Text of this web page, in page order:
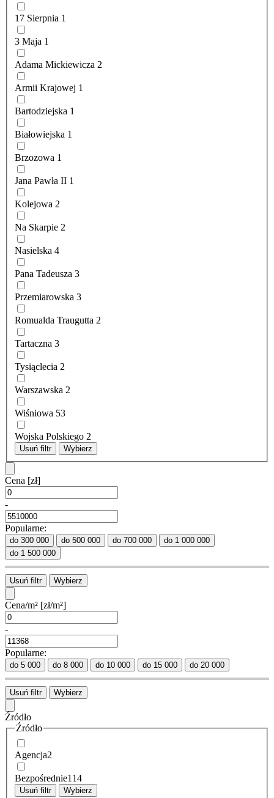
17 Sierpnia 1
3 Maja 1
Adama Mickiewicza 2
Armii Krajowej 1
Bartodziejska 1
Białowiejska 1
Brzozowa 1
Jana Pawła II 1
Kolejowa 2
Na Skarpie 2
Nasielska 4
Pana Tadeusza 3
Przemiarowska 3
Romualda Traugutta 2
Tartaczna 3
Tysiąclecia 2
Warszawska 2
Wiśniowa 53
Wojska Polskiego 2
Usuń filtr Wybierz
Cena [zł]
-
Popularne:
do 300 000 do 500 000 do 700 000
do 1 000 000
do 1 500 000
Usuń filtr Wybierz
Cena/m² [zł/m²]
-
Popularne:
do 5 000 do 8 000 do 10 000 do 15 000 do 20 000
Usuń filtr Wybierz
Źródło
Źródło
Agencja2
Bezpośrednie114
Usuń filtr Wybierz